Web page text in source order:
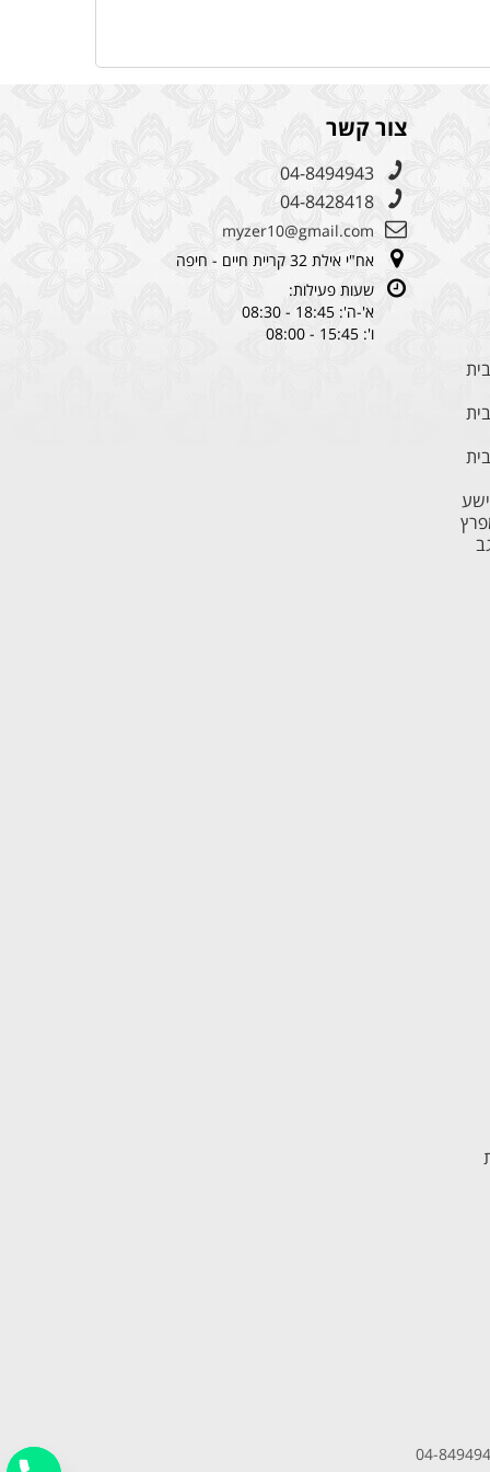
צור קשר
04-8494943
04-8428418
myzer10@gmail.com
אח"י אילת 32 קריית חיים - חיפה
שעות פעילות:
א'-ה': 18:45 - 08:30
ו': 15:45 - 08:00